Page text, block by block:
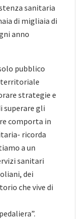
sanitaria
di migliaia di
anno
pubblico
territoriale
strategie e
superare gli
comporta in
ricorda
a un
sanitari
dei
che vive di